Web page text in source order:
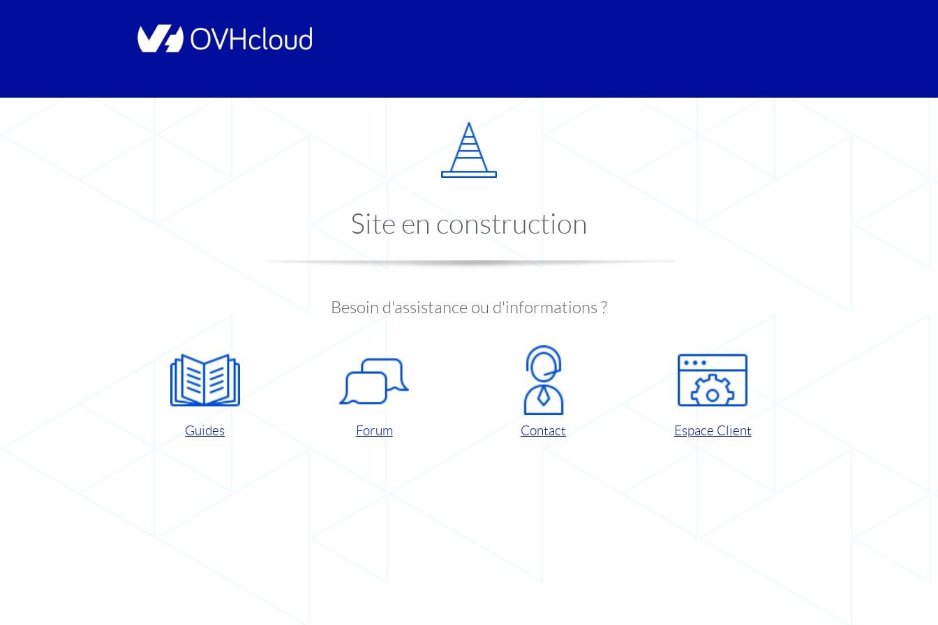
Site en construction
Besoin d'assistance ou d'informations ?
Guides Forum Contact Espace Client